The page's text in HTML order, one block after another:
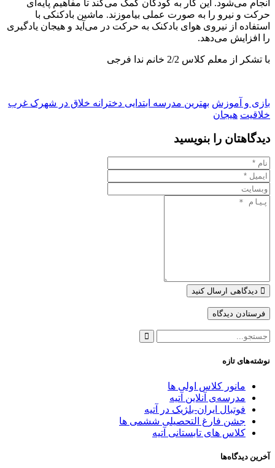
انجام می‌شود. این کار به کودکان کمک می‌کند تا مفاهیم پایه‌ای
حرکت و نیرو را به صورت عملی بیاموزند. ماشین بادکنکی با
استفاده از نیروی هوای بادکنک به حرکت در می‌آید و هیجان یادگیری
را افزایش می‌دهد.
با تشکر از معلم کلاس 2/2 خانم ندا فرجی
بازی و آموزش بهترین مدرسه ابتدایی دخترانه خلاق در شهرک غرب
خلاقیت هیجان
دیدگاهتان را بنویسید
دیدگاهی ارسال کنید
نوشته‌های تازه
مانور کلاس اولی ها
مدرسه‌ی آنلاین آتیه
فوتبال ایران-بلژیک در آتیه
جشن فارغ التحصیلی ششمی ها
کلاس های تابستانی آتیه
آخرین دیدگاه‌ها